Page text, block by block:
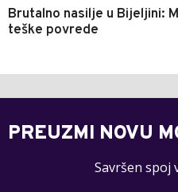
Brutalno nasilje u Bijeljini:
teške povrede
PREUZMI NOVU
Savršen spoj